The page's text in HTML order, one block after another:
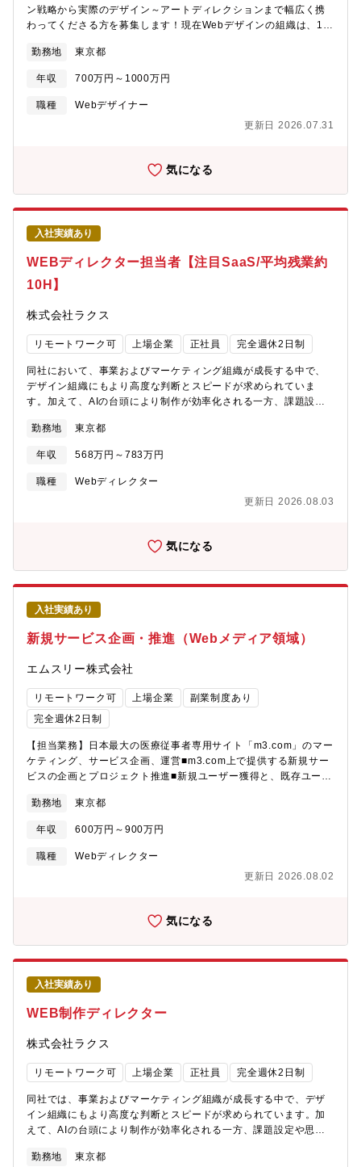
ン戦略から実際のデザイン～アートディレクションまで幅広く携
わってくださる方を募集します！現在Webデザインの組織は、15
キャンペーンLP、タイアップLP制作・コンテンツ作成・サイト
TOP制作・カテゴリ及び商品ページ制作・フォーム及び商品ペー
ジ制作・アプリ画像制作業【本ポジションのやりがい】企業風土
としてスピード感を重視していますので、ご自身の適正な判断に
験を存分に生かしていただくことができる環境です。ベンチャー
すので、努力が評価に繋がり、自己成長を実感できます。
勤務地 東京都
年収 700万円～1000万円
職種
Webデザイナー
更新日 2026.07.31
気になる
入社実績あり
WEBディレクター担当者【注目SaaS/平均残業約
10H】
株式会社ラクス
リモートワーク可 上場企業 正社員 完全週休2日制
同社において、事業およびマーケティング組織が成長する中で、
デザイン組織にもより高度な判断とスピードが求められていま
す。加えて、AIの台頭により制作が効率化される一方、課題設定
っています。この環境変化に対応し、事業成長に貢献できるディ
レクション力を強化するため、新たにディレクターを募集してい
ます。【職務内容】同社が展開するクラウドサービスにおける、
プロモーション関連クリエイティブ全般のディレクション業務を
ポートサイト（経費精算システム、電子請求書発行システム、勤
象）・オウンドメディア（経理プラス、メルラボ）・採用サイト
〇DTPおよび社内制作物・パンフレット、DM、チラシ、、展示会
装飾、ノベルティなど【仕事の進め方】商材や役割ごとにチーム
を分け、ディレクターが依頼内容を確認し、デザイナーのスキル
やリソースに応じてアサインします。進行中は状況確認や品質管
理を行い、納期に向けて調整します。また、制作だけでなく、目
的や背景を踏まえた課題発見と改善提案も行い、成果につながる
デザインやプロモーション全体の最適化に取り組んでいます。※
月平均は全体約250件（多い月で300件）、デザイナー1人あたり
10～25件対応。【求める役割】1.運用保守ディレクション（進捗
管理、リソース管理）2.企画提案（ワイヤー作成、情報設計）3.メ
ンバーの育成 - チームメンバーの指導/フォロー4.リーダーポジ
ションとしての役割（ご経験・スキルに応じて） - 制作チームの
牽引と、業務フローの改善や効率化の推進【ポジションの魅力】■
外注では得られない「自社のミッション・ビジョン理解 × 事業戦
略との一体感」を持った制作ディレクションができる事業会社で
するか」を自ら考えながら制作に関われます。自社文脈を深く理
ルに関わり、“ロジカルなBtoBデザイン”のディレクションスキル
は「なぜこの表現なのか」を論理的に考え抜く姿勢が求められま
す。表層ではなく本質を捉えたディレクション力を身につけられ
案し実装まで行えるのがラクスの特徴です。制作会社のように決
などのハブとなり、表面的な依頼の奥にある“本質的な事業課題”を
最適化する影響力を発揮できます。【配属組織】楽楽クラウド事
ジャー含め33名（男性10名、女性23名）で構成されています。
※2025年12月現在
勤務地 東京都
年収 568万円～783万円
職種
Webディレクター
更新日 2026.08.03
気になる
入社実績あり
新規サービス企画・推進（Webメディア領域）
エムスリー株式会社
リモートワーク可 上場企業
副業制度あり
完全週休2日制
【担当業務】日本最大の医療従事者専用サイト「m3.com」のマー
ケティング、サービス企画、運営■m3.com上で提供する新規サー
ビスの企画とプロジェクト推進■新規ユーザー獲得と、既存ユーザ
たあらゆるマーケティング活動の企画、実践■具現化に向けたクラ
イアントやベンダー等、ステークホルダーとの調整・折衝業務※
従来オフラインで提供されていた事業・サービスのデジタルトラ
ンスフォーメーション施策を推進し、医療業界に変革を起こし、
のため、デジタル領域の経験だけでなく、店舗運営やイベント業
ます。※入社後の企画提案に応じて、その他の業務へも就いて頂
くことも可能です。【募集背景】エムスリーはインターネットと
いう媒体を活用して、良質な情報をいち早く、最前線で働く医療
従事者に届け、医療ヘルスケアをより良い方向へ変革していきま
す。顧客や会員に、絶えず驚き、感動、喜びを感じてもらえるサ
ービスやプロダクトを提供し続けるための「m3.com」を中心とす
るプラットフォームを活用し、多様なサービスを展開する、世界
でもユニークなベンチャー企業です。本ポジションでは、今や国
内において最大、世界においても600万人以上のユーザに利用いた
だくプラットフォームとなった「m3.com」のさらなるプラットフ
ォームとしての価値を高め、サービスをグロースさせるための新
規事業・新規サービスの企画・推進を担当いただく方を募集しま
す。【所属部署】サイトプロモーショングループ ※新サービス
企画として配属予定【本ポジションのミッション】m3.comにおけ
る、メディア価値向上と利用ユーザ拡大
勤務地 東京都
年収 600万円～900万円
職種
Webディレクター
更新日 2026.08.02
気になる
入社実績あり
WEB制作ディレクター
株式会社ラクス
リモートワーク可 上場企業 正社員 完全週休2日制
同社では、事業およびマーケティング組織が成長する中で、デザ
イン組織にもより高度な判断とスピードが求められています。加
えて、AIの台頭により制作が効率化される一方、課題設定や思
います。この環境変化に対応し、事業成長に貢献できるディレク
勤務地 東京都